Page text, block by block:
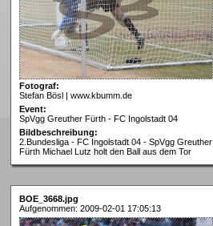
Fotograf:
Stefan Bösl | www.kbumm.de
Event:
SpVgg Greuther Fürth - FC Ingolstadt 04
Bildbeschreibung:
2.Bundesliga - FC Ingolstadt 04 - SpVgg Greuther
Fürth Michael Lutz holt den Ball aus dem Tor
BOE_3668.jpg
Aufgenommen: 2009-02-01 17:05:13